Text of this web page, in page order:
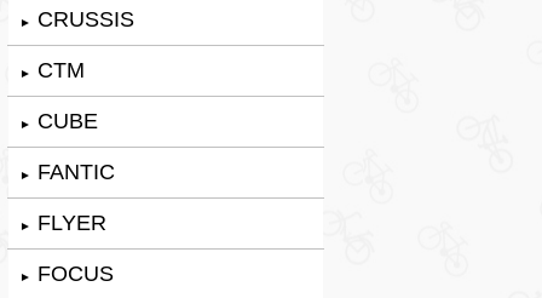
► CRUSSIS
► CTM
► CUBE
► FANTIC
► FLYER
► FOCUS